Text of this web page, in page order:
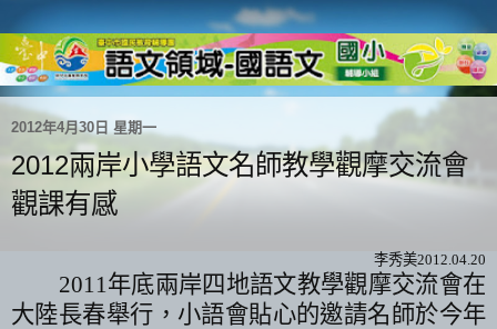
2012年4月30日 星期一
2012兩岸小學語文名師教學觀摩交流會
觀課有感
李秀美2012.04.20
2011 年底兩岸四地語文教學觀摩交流會在
大陸長春舉行，小語會貼心的邀請名師於今年